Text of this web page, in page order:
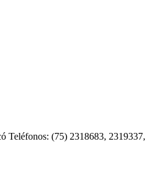
Teléfonos: (75) 2318683,